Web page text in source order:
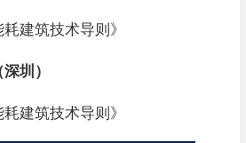
耗建筑技术导则》
圳）
耗建筑技术导则》